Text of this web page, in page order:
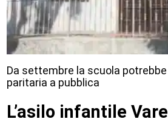
Da settembre la scuola
paritaria a pubblica
L’asilo infantile